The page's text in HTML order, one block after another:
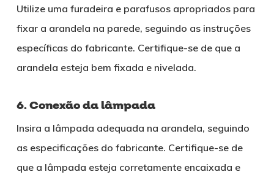
Utilize uma furadeira e parafusos apropriados para
fixar a arandela na parede, seguindo as instruções
específicas do fabricante. Certifique-se de que a
arandela esteja bem fixada e nivelada.
6. Conexão da lâmpada
Insira a lâmpada adequada na arandela, seguindo
as especificações do fabricante. Certifique-se de
que a lâmpada esteja corretamente encaixada e